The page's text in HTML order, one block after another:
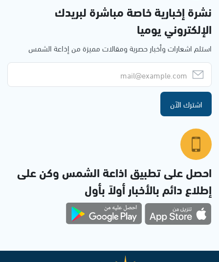
نشرة إخبارية خاصة مباشرة لبريدك
الإلكتروني يوميا
استلم اشعارات وأخبار حصرية ومقالات مميزة من إذاعة الشمس
اشترك الآن
احصل على تطبيق اذاعة الشمس وكن على
إطلاع دائم بالأخبار أولاً بأول